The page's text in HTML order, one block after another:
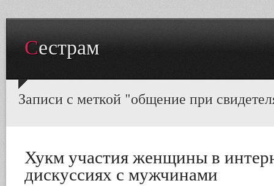
Сестрам
Записи с меткой "общение при
Хукм участия женщины в
дискуссиях с мужчинами